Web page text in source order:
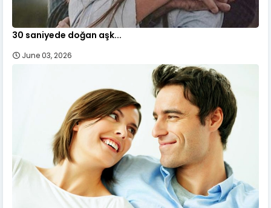
30 saniyede doğan aşk...
June 03, 2026